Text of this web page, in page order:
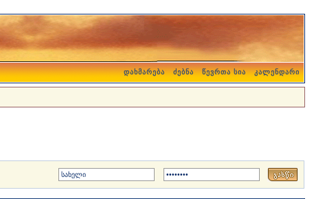
დახმარება ძებნა წევრთა სია კალენდარი